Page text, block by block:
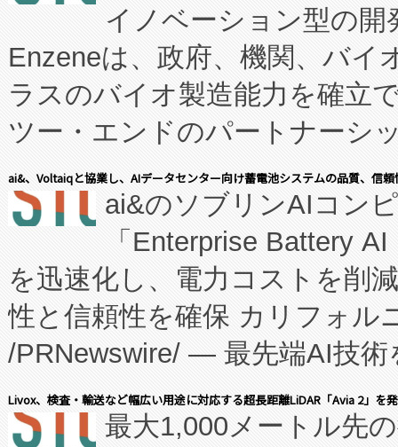
イノベーション型の
Enzeneは、政府、機関、バイ
ラスのバイオ製造能力を確立
ツー・エンドのパートナーシ
表しました。 同社の実績ある
manufacturing™ (FCCM™) プ
たNeXは、バイオ医薬品製造
従来のフェッドバッチ施設の
に、患者やサプライチェーン
キー方式で拡張性が高く、持
す。FCCM‑を活用した現地生
患者にとっての費用負担を大
ai&、Voltaiqと協業し、AIデータセンター向け蓄電池システムの品質、信
ai&のソブリンAIコン
「Enterprise Battery
を迅速化し、電力コストを削
性と信頼性を確保 カリフォル
/PRNewswire/ — 最先端AI技術
会社エーアイ・アンド：本社
President原信平）と、エンタ
Livox、検査・輸送など幅広い用途に対応する超長距離LiDAR「Avia 2」を
最大1,000メートル先